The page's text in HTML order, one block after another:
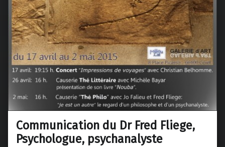
Communication du Dr Fred Fliege,
Psychologue, psychanalyste